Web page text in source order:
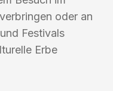
oder an
Festivals
Erbe